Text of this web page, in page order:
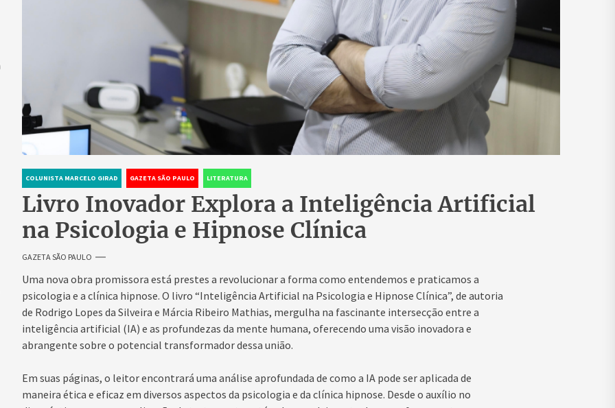
COLUNISTA MARCELO GIRAD GAZETA SÃO PAULO LITERATURA
Livro Inovador Explora a Inteligência Artificial
na Psicologia e Hipnose Clínica
GAZETA SÃO PAULO
Uma nova obra promissora está prestes a revolucionar a forma como entendemos e praticamos a
psicologia e a clínica hipnose. O livro “Inteligência Artificial na Psicologia e Hipnose Clínica”, de autoria
de Rodrigo Lopes da Silveira e Márcia Ribeiro Mathias, mergulha na fascinante intersecção entre a
inteligência artificial (IA) e as profundezas da mente humana, oferecendo uma visão inovadora e
abrangente sobre o potencial transformador dessa união.
Em suas páginas, o leitor encontrará uma análise aprofundada de como a IA pode ser aplicada de
maneira ética e eficaz em diversos aspectos da psicologia e da clínica hipnose. Desde o auxílio no